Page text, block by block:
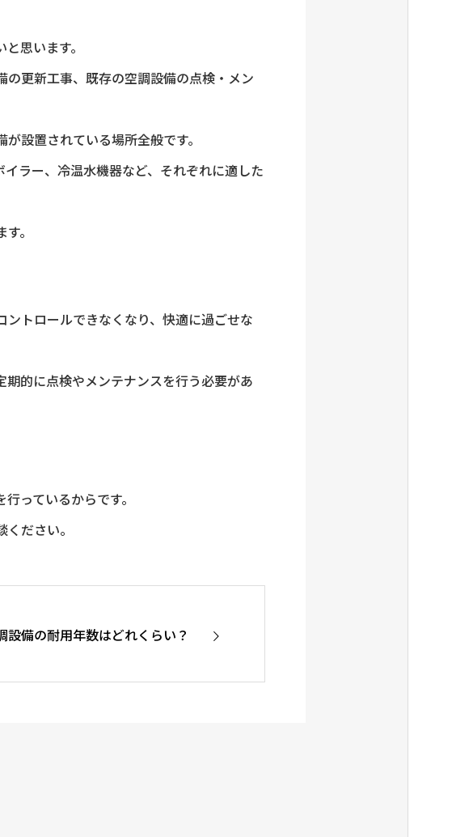
思います。
更新工事、既存の空調設備の点検・メン
設置されている場所全般です。
ラー、冷温水機器など、それぞれに適した
。
トロールできなくなり、快適に過ごせな
的に点検やメンテナンスを行う必要があ
っているからです。
ださい。
設備の耐用年数はどれくらい？